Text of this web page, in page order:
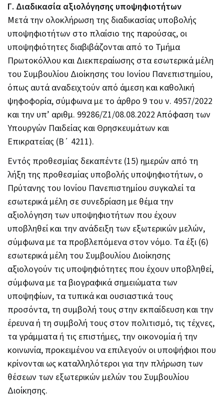
Γ. Διαδικασία αξιολόγησης υποψηφιοτήτων
Μετά την ολοκλήρωση της διαδικασίας υποβολής
υποψηφιοτήτων στο πλαίσιο της παρούσας, οι
υποψηφιότητες διαβιβάζονται από το Τμήμα
Πρωτοκόλλου και Διεκπεραίωσης στα εσωτερικά μέλη
του Συμβουλίου Διοίκησης του Ιονίου Πανεπιστημίου,
όπως αυτά αναδειχτούν από άμεση και καθολική
ψηφοφορία, σύμφωνα με το άρθρο 9 του ν. 4957/2022
και την υπ’ αριθμ. 99286/Ζ1/08.08.2022 Απόφαση των
Υπουργών Παιδείας και Θρησκευμάτων και
Επικρατείας (B΄ 4211).
Εντός προθεσμίας δεκαπέντε (15) ημερών από τη
λήξη της προθεσμίας υποβολής υποψηφιοτήτων, ο
Πρύτανης του Ιονίου Πανεπιστημίου συγκαλεί τα
εσωτερικά μέλη σε συνεδρίαση με θέμα την
αξιολόγηση των υποψηφιοτήτων που έχουν
υποβληθεί και την ανάδειξη των εξωτερικών μελών,
σύμφωνα με τα προβλεπόμενα στον νόμο. Τα έξι (6)
εσωτερικά μέλη του Συμβουλίου Διοίκησης
αξιολογούν τις υποψηφιότητες που έχουν υποβληθεί,
σύμφωνα με τα βιογραφικά σημειώματα των
υποψηφίων, τα τυπικά και ουσιαστικά τους
προσόντα, τη συμβολή τους στην εκπαίδευση και την
έρευνα ή τη συμβολή τους στον πολιτισμό, τις τέχνες,
τα γράμματα ή τις επιστήμες, την οικονομία ή την
κοινωνία, προκειμένου να επιλεγούν οι υποψήφιοι που
κρίνονται ως καταλληλότεροι για την πλήρωση των
θέσεων των εξωτερικών μελών του Συμβουλίου
Διοίκησης.